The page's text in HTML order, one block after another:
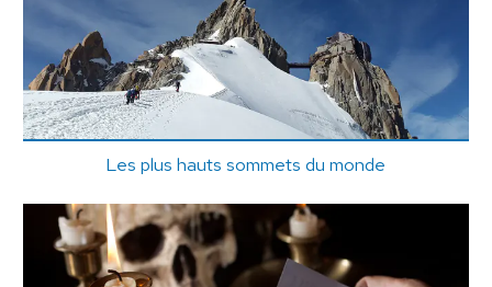
Les plus hauts sommets du monde